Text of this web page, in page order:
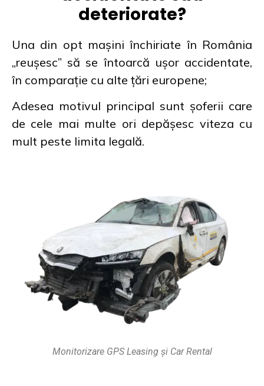
Monitorizare GPS Leasing și Car Rental
deteriorate?
Una din opt mașini închiriate în România
„reușesc” să se întoarcă ușor accidentate,
în comparație cu alte țări europene;
Adesea motivul principal sunt șoferii care
de cele mai multe ori depășesc viteza cu
mult peste limita legală.